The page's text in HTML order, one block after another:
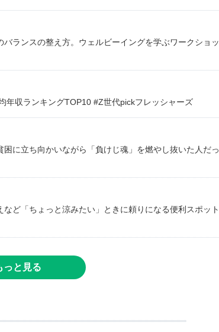
ランスの整え方。ウェルビーイングを学ぶワークショッ
年収ランキングTOP10 #Z世代pickフレッシャーズ
に立ち向かいながら「負けじ魂」を燃やし抜いた人だっ
ど「ちょっと涼みたい」ときに頼りになる便利スポット
っと見る